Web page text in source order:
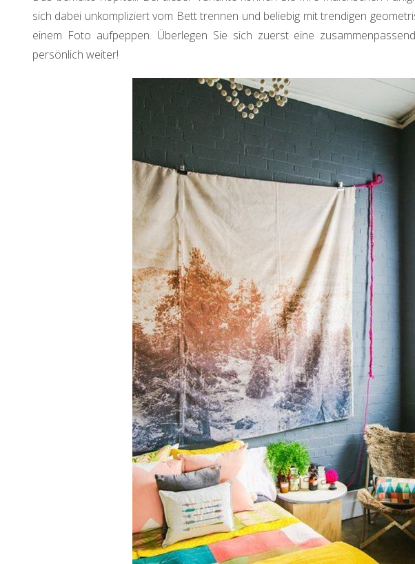
sich dabei unkompliziert vom Bett trennen und beliebig mit trendigen
einem Foto aufpeppen. Überlegen Sie sich zuerst eine
persönlich weiter!